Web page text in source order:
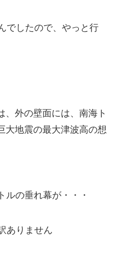
でしたので、やっと行
、外の壁面には、南海ト
大地震の最大津波高の想
の垂れ幕が・・・
ありません